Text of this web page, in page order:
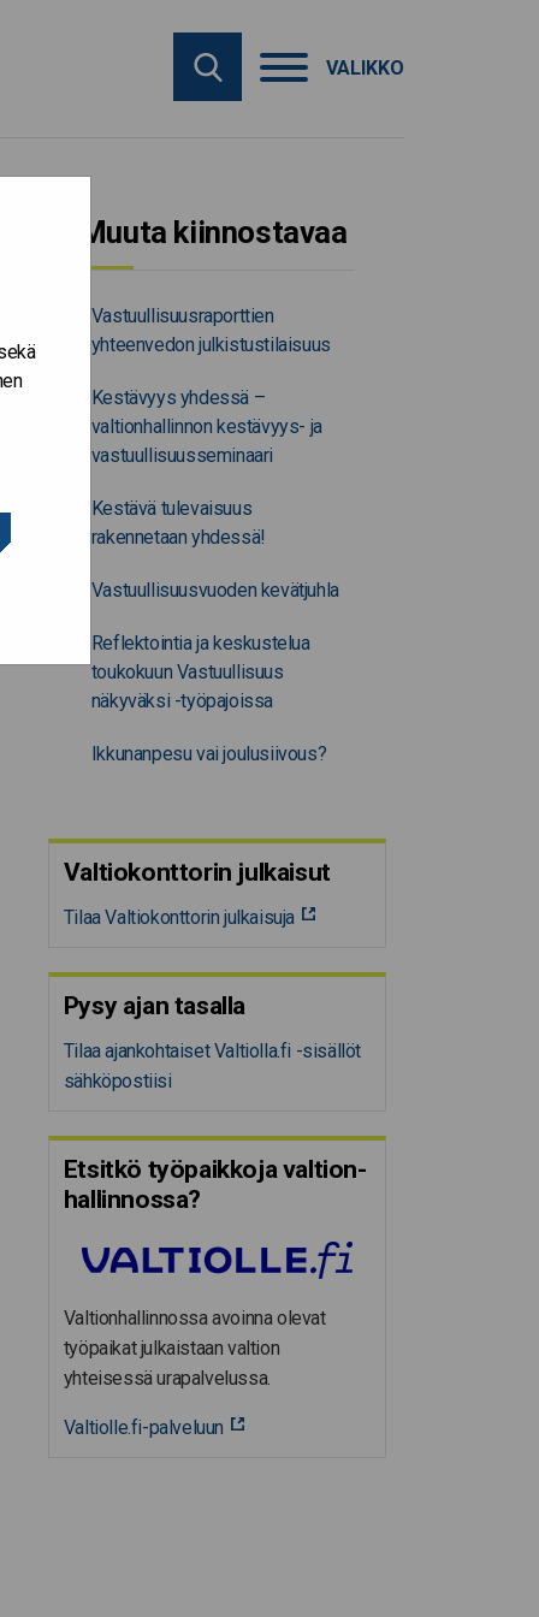
VALIKKO
Muuta kiinnostavaa
Vastuullisuusraporttien
yhteenvedon julkistustilaisuus
Kestävyys yhdessä –
valtionhallinnon kestävyys- ja
vastuullisuusseminaari
Kestävä tulevaisuus
rakennetaan yhdessä!
Vastuullisuusvuoden kevätjuhla
Reflektointia ja keskustelua
toukokuun Vastuullisuus
näkyväksi -työpajoissa
Ikkunanpesu vai joulusiivous?
Valtiokonttorin julkaisut
Tilaa Valtiokonttorin julkaisuja
Pysy ajan tasalla
Tilaa ajankohtaiset Valtiolla.fi -sisällöt
sähköpostiisi
Etsitkö työpaikkoja valtion­
hal­lin­nossa?
Valtionhallinnossa avoinna olevat
työpaikat julkaistaan valtion
yhteisessä urapalvelussa.
Valtiolle.fi-palveluun